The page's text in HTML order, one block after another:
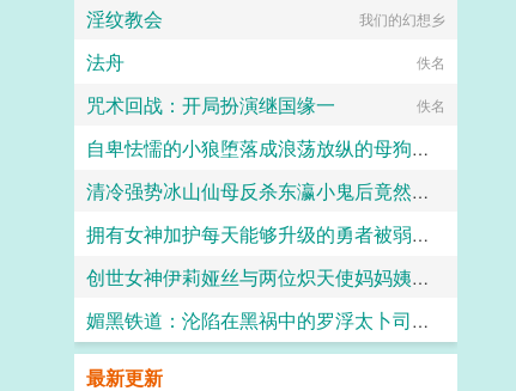
旅人1969
淫纹教会 我们的幻想乡
法舟 佚名
咒术回战：开局扮演继国缘一 佚名
自卑怯懦的小狼堕落成浪荡放纵的母狗一共需要多久？用快感洗刷掉一切自我和人格吧～
清冷强势冰山仙母反杀东瀛小鬼后竟然要用窑姐都甘拜下风的潮喷白丝足穴来惩戒我？（无绿改）
kkkcccc
拥有女神加护每天能够升级的勇者被弱小却点满了吸取能力的魅魔当成自助等级提取机器饲养
创世女神伊莉娅丝与两位炽天使妈妈姨妈一起输给勇者的肉棒，神国沦陷成为新神王的永世肉便器
愛と税のために
媚黑铁道：沦陷在黑祸中的罗浮太卜司肉媚地狱·符玄篇
最新更新